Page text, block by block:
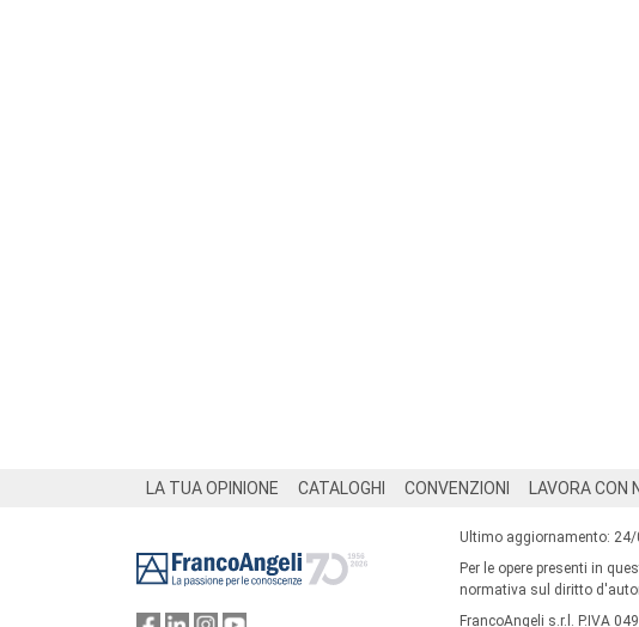
LA TUA OPINIONE CATALOGHI CONVENZIONI LAVORA CON
Ultimo aggiornamento:
Per le opere presenti in
normativa sul diritto
FrancoAngeli s.r.l. P.IVA